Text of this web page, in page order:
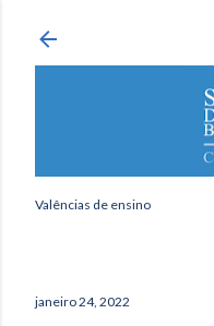
Valências de ensino
janeiro 24, 2022